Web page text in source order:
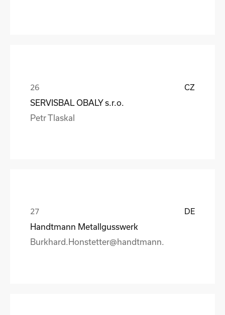
CZ
SERVISBAL OBALY s.r.o.
Petr Tlaskal
DE
Handtmann Metallgusswerk
Burkhard.Honstetter@handtmann.